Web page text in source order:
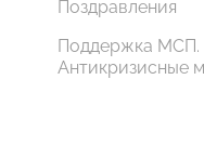
Поздравления
Поддержка МСП.
Антикризисные